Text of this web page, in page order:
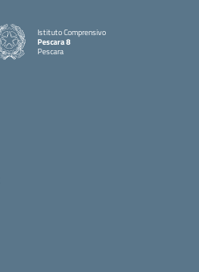
Istituto Comprensivo
Pescara 8
Pescara